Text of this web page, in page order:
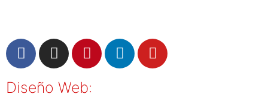
Diseño Web: